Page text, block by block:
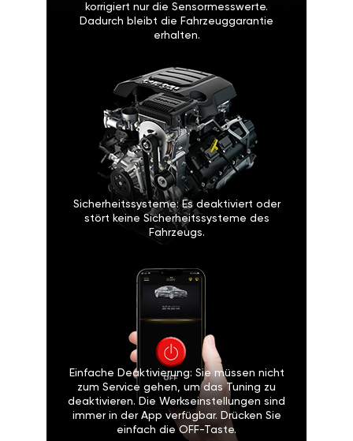
korrigiert nur die Sensormesswerte.
Dadurch bleibt die Fahrzeuggarantie
erhalten.
Sicherheitssysteme: Es deaktiviert oder
stört keine Sicherheitssysteme des
Fahrzeugs.
Einfache Deaktivierung: Sie müssen nicht
zum Service gehen, um das Tuning zu
deaktivieren. Die Werkseinstellungen sind
immer in der App verfügbar. Drücken Sie
einfach die OFF-Taste.